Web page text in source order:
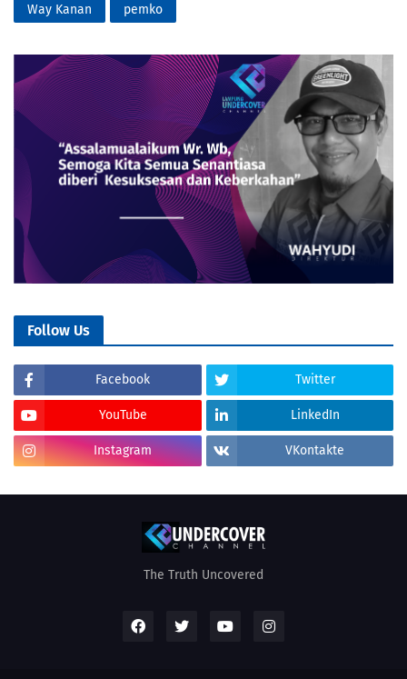
Way Kanan
pemko
Follow Us
Facebook Twitter
YouTube LinkedIn
Instagram VKontakte
The Truth Uncovered